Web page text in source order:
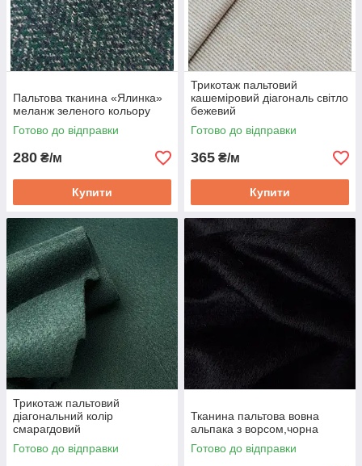
Пальтова тканина «Ялинка»
меланж зеленого кольору
Готово до відправки
280 ₴/м
Купити
Трикотаж пальтовий
кашеміровий діагональ світло
бежевий
Готово до відправки
365 ₴/м
Купити
Трикотаж пальтовий
діагональний колір
смарагдовий
Готово до відправки
Тканина пальтова вовна
альпака з ворсом,чорна
Готово до відправки